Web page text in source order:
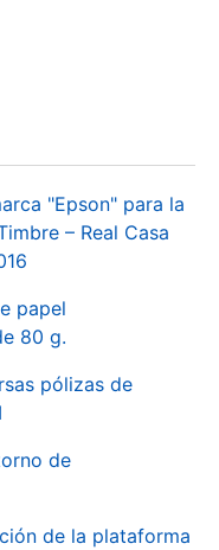
"Epson" para la
– Real Casa
papel
80 g.
pólizas de
de
de la plataforma